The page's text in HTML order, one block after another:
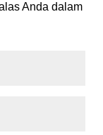
Anda dalam